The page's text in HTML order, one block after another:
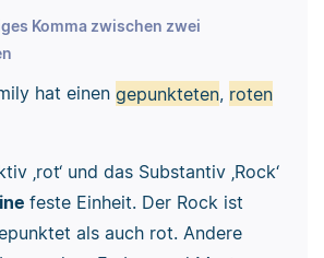
Komma zwischen zwei
hat einen gepunkteten, roten
‚rot‘ und das Substantiv ‚Rock‘
feste Einheit. Der Rock ist
als auch rot. Andere